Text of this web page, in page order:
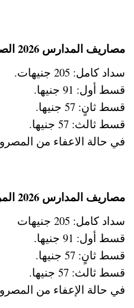
مصاريف المدارس 2026 الصف السادس الابتدائي
سداد كامل: 205 جنيهات.
قسط أول: 91 جنيها.
قسط ثانٍ: 57 جنيها.
قسط ثالث: 57 جنيها.
في حالة الاعفاء من المصروفات:
مصاريف المدارس 2026 المرحلة الإعدادية
سداد كامل: 205 جنيهات
قسط أول: 91 جنيها.
قسط ثانٍ: 57 جنيها.
قسط ثالث: 57 جنيها.
في حالة الإعفاء من المصروفات: